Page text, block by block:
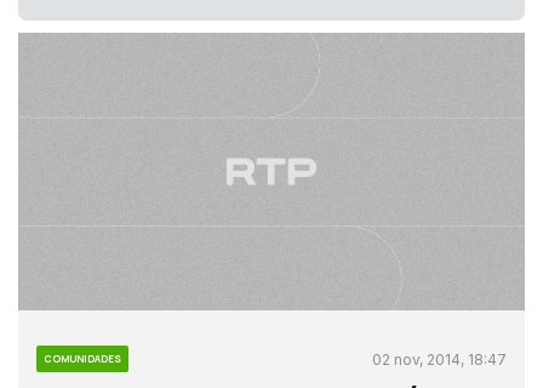
COMUNIDADES 02 nov, 2014, 18:47